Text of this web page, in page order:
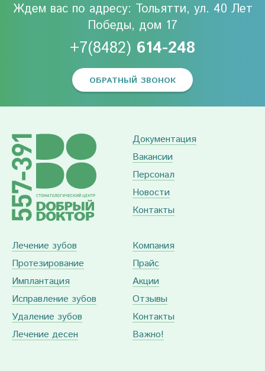
Ждем вас по адресу: Тольятти, ул. 40 Лет
Победы, дом 17
+7(8482) 614-248
ОБРАТНЫЙ ЗВОНОК
Документация
Вакансии
Персонал
Новости
Контакты
Лечение зубов
Протезирование
Имплантация
Исправление зубов
Удаление зубов
Лечение десен
Компания
Прайс
Акции
Отзывы
Контакты
Важно!